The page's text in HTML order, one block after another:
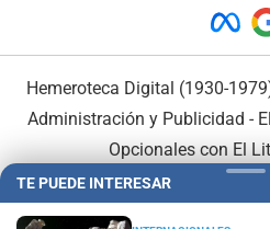
Hemeroteca Digital (1930-
Administración y Publicidad -
Opcionales con El
TE PUEDE INTERESAR